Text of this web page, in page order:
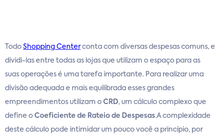
Todo Shopping Centerconta com diversas despesas comuns, e
dividi-las entre todas as lojas que utilizam o espaço para as
suas operações é uma tarefa importante. Para realizar uma
divisão adequada e mais equilibrada esses grandes
empreendimentos utilizam o CRD, um cálculo complexo que
define o Coeficiente de Rateio de Despesas.A complexidade
deste cálculo pode intimidar um pouco você a princípio, por